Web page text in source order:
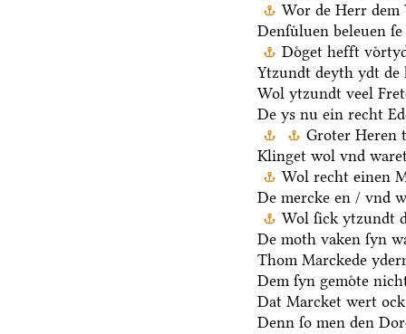
Wor de Herr dem
Denſuͤluen beleuen
Doͤget hefft
Ytzundt deyth ydt
Wol ytzundt veel
De ys nu ein recht
Groter Heren
Klinget wol vnd
Wol recht einen
De mercke en / vnd
Wol ſick ytzundt
De moth vaken ſyn
Thom Marckede
Dem ſyn gemoͤte
Dat Marcket wert
Denn ſo men den